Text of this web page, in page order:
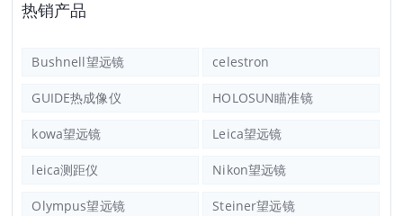
热销产品
Bushnell望远镜 celestron
GUIDE热成像仪 HOLOSUN瞄准镜
kowa望远镜 Leica望远镜
leica测距仪 Nikon望远镜
Olympus望远镜 Steiner望远镜